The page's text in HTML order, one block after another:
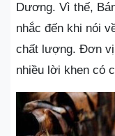
Dương. Vì thế,
nhắc đến khi nói
chất lượng. Đơn
nhiều lời khen có